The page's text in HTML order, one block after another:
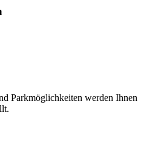
Parkmöglichkeiten werden Ihnen